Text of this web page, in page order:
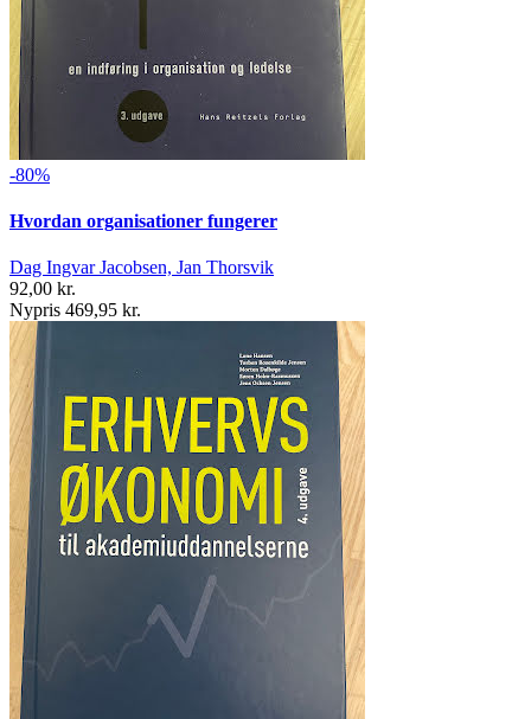
-80%
Hvordan organisationer fungerer
Dag Ingvar Jacobsen, Jan Thorsvik
92,00 kr.
Nypris 469,95 kr.